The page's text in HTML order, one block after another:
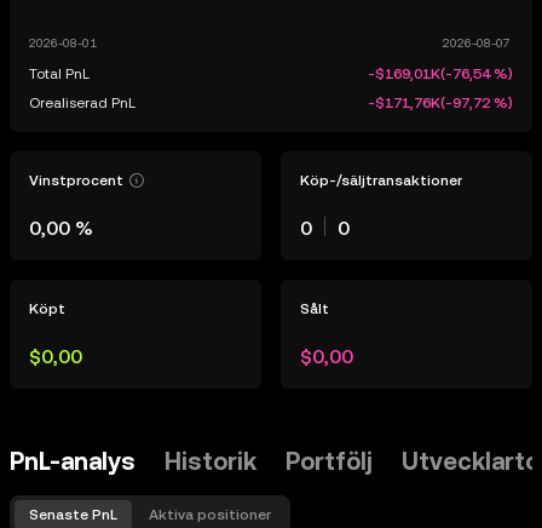
Total PnL -$169,01K(-76,54 %)
Orealiserad PnL
-$171,76K(-97,72 %)
Vinstprocent
0,00 %
Köp-/säljtransaktioner
0 0
Köpt
$0,00
Sålt
$0,00
PnL-analys Historik Portfölj
Senaste PnL Aktiva positioner